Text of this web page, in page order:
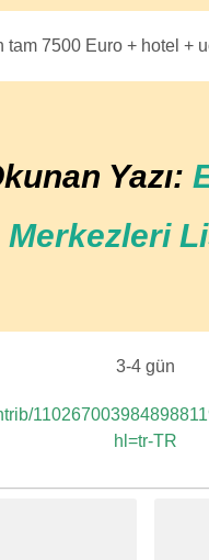
tam 7500 Euro + hotel +
Yazı:
Merkezleri
3-4 gün
hl=tr-TR